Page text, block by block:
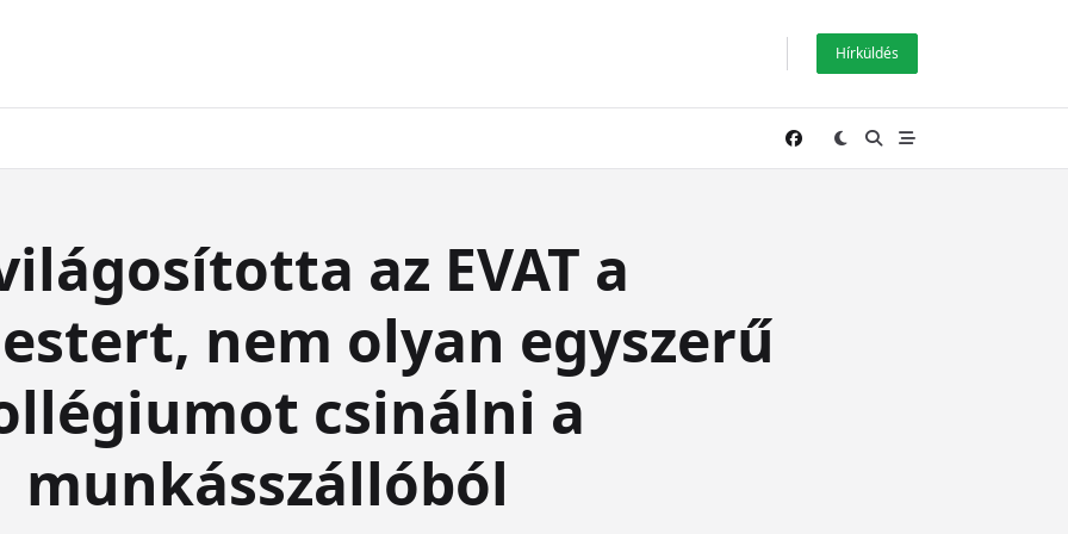
Hírküldés
az EVAT a
nem olyan egyszerű
csinálni a
munkásszállóból